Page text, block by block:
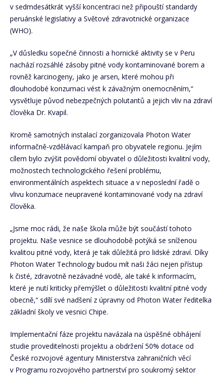
v sedmdesátkrát vyšší koncentraci než připouští standardy
peruánské legislativy a Světové zdravotnické organizace
(WHO).
„V důsledku sopečné činnosti a hornické aktivity se v Peru
nachází rozsáhlé zásoby pitné vody kontaminované borem a
rovněž karcinogeny, jako je arsen, které mohou při
dlouhodobé konzumaci vést k závažným onemocněním,“
vysvětluje původ nebezpečných polutantů a jejich vliv na zdraví
člověka Dr. Kvapil.
Kromě samotných instalací zorganizovala Photon Water
informačně-vzdělávací kampaň pro obyvatele regionu. Jejím
cílem bylo zvýšit povědomí obyvatel o důležitosti kvalitní vody,
možnostech technologického řešení problému,
environmentálních aspektech situace a v neposlední řadě o
vlivu konzumace neupravené kontaminované vody na zdraví
člověka.
„Jsme moc rádi, že naše škola může být součástí tohoto
projektu. Naše vesnice se dlouhodobě potýká se sníženou
kvalitou pitné vody, která je tak důležitá pro lidské zdraví. Díky
Photon Water Technology budou mít naši žáci nejen přístup
k čisté, zdravotně nezávadné vodě, ale také k informacím,
které je nutí kriticky přemýšlet o důležitosti kvalitní pitné vody
obecně,“ sdílí své nadšení z úpravny od Photon Water ředitelka
základní školy ve vesnici Chipe.
Implementační fáze projektu navázala na úspěšné obhájení
studie proveditelnosti projektu a obdržení 50% dotace od
České rozvojové agentury Ministerstva zahraničních věcí
v Programu rozvojového partnerství pro soukromý sektor